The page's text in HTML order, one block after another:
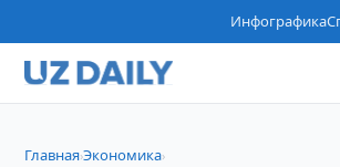
Инфографика
Главная›Экономика›